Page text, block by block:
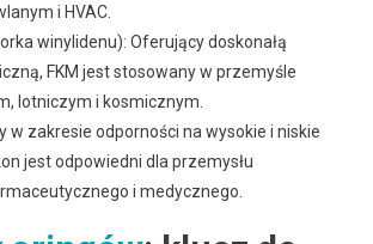
i HVAC.
winylidenu): Oferujący doskonałą
FKM jest stosowany w przemyśle
lotniczym i kosmicznym.
w zakresie odporności na wysokie i niskie
jest odpowiedni dla przemysłu
i medycznego.